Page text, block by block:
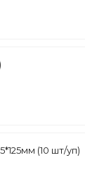
(10 шт/уп)